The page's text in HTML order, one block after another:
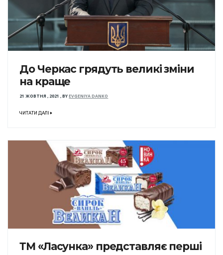
До Черкас грядуть великі зміни
на краще
21 ЖОВТНЯ , 2021 ,BYEVGENIYA DANKO
ЧИТАТИ ДАЛІ
ТМ «Ласунка» представляє перші